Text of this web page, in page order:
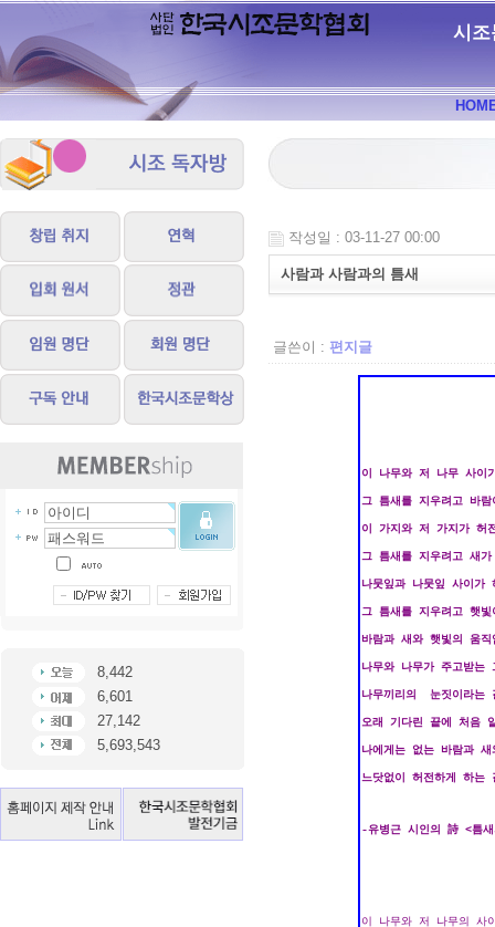
시조
8,442
6,601
27,142
5,693,543
작성일 : 03-11-27 00:00
사람과 사람과의 틈새
글쓴이 : 편지글
-유병근 시인의 詩 <틈